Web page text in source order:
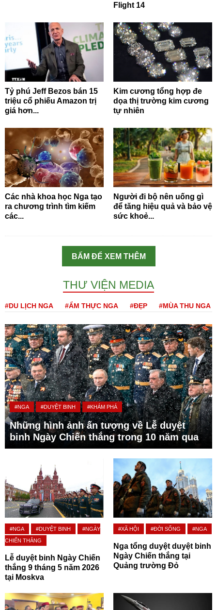
Flight 14
Tỷ phú Jeff Bezos bán 15
triệu cổ phiếu Amazon trị
giá hơn...
Kim cương tổng hợp đe
dọa thị trường kim cương
tự nhiên
Các nhà khoa học Nga tạo
ra chương trình tìm kiếm
các...
Người đi bộ nên uống gì
để tăng hiệu quả và bảo vệ
sức khoẻ...
BẤM ĐỂ XEM THÊM
THƯ VIỆN MEDIA
#DU LỊCH NGA #ẨM THỰC NGA #ĐẸP #MÙA THU NGA
#NGA #DUYỆT BINH #KHÁM PHÁ
Những hình ảnh ấn tượng về Lễ duyệt
binh Ngày Chiến thắng trong 10 năm qua
#NGA #DUYỆT BINH
#NGÀY
CHIẾN THẮNG
Lễ duyệt binh Ngày Chiến
thắng 9 tháng 5 năm 2026
tại Moskva
#XÃ HỘI #ĐỜI SỐNG #NGA
Nga tổng duyệt duyệt binh
Ngày Chiến thắng tại
Quảng trường Đỏ